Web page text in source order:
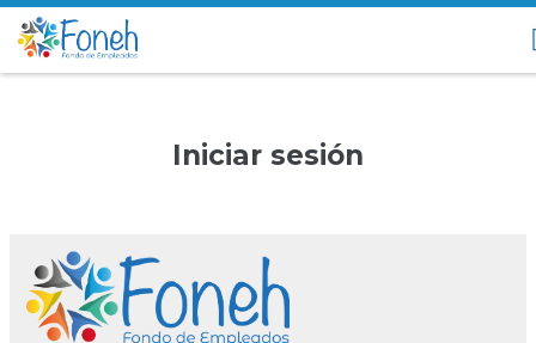
Iniciar sesión